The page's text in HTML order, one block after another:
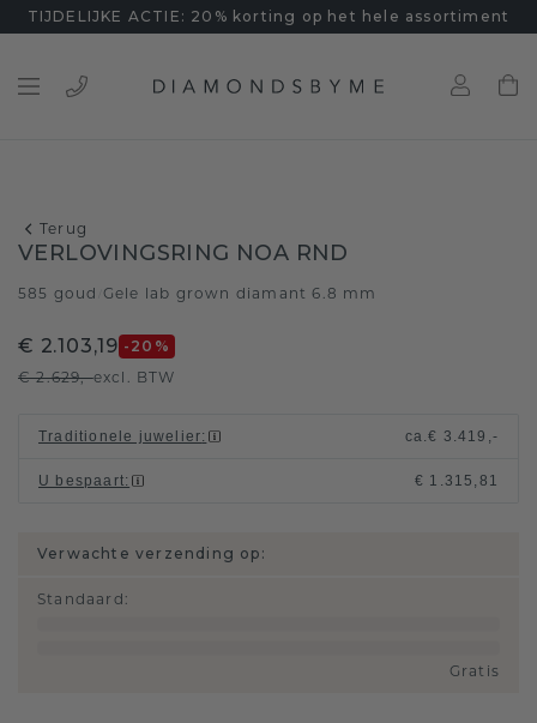
TIJDELIJKE ACTIE: 20% korting op het hele assortiment
Terug
VERLOVINGSRING NOA RND
585 goud Gele lab grown diamant 6.8 mm
€ 2.103,19 -20 %
€ 2.629,-excl. BTW
Traditionele juwelier: ca.€ 3.419,-
U bespaart: € 1.315,81
Verwachte verzending op:
Standaard :
Gratis